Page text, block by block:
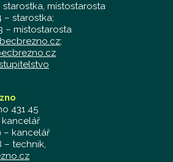
starostka, místostarosta
– starostka;
– místostarosta
;
431 45
kancelář
– kancelář
– technik,